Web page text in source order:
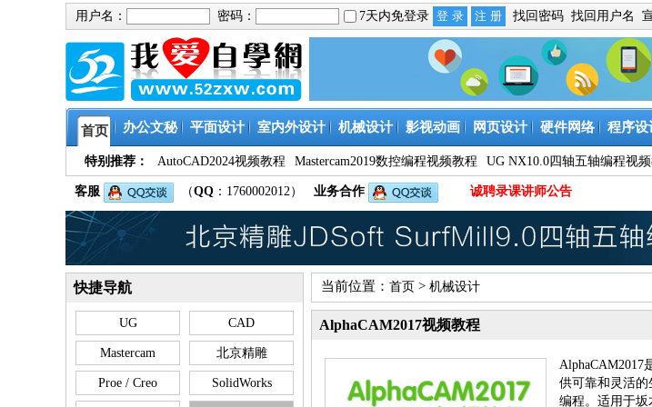
用户名： 密码： 7天内免登录 找回密码 找回用户名
首页 办公文秘 平面设计 室内外设计 机械设计 影视动画 网页设计 硬件网络 程序设
特别推荐： AutoCAD2024视频教程 Mastercam2019数控编程视频教程 UG NX10.0四轴五轴编程视
客服 （QQ ：1760002012） 业务合作 诚聘录课讲师公告
快捷导航
UG CAD
Mastercam 北京精雕
Proe / Creo SolidWorks
当前位置： 首页 > 机械设计
AlphaCAM2017视频教程
AlphaCAM2017
供可靠和灵活
编程。适用于